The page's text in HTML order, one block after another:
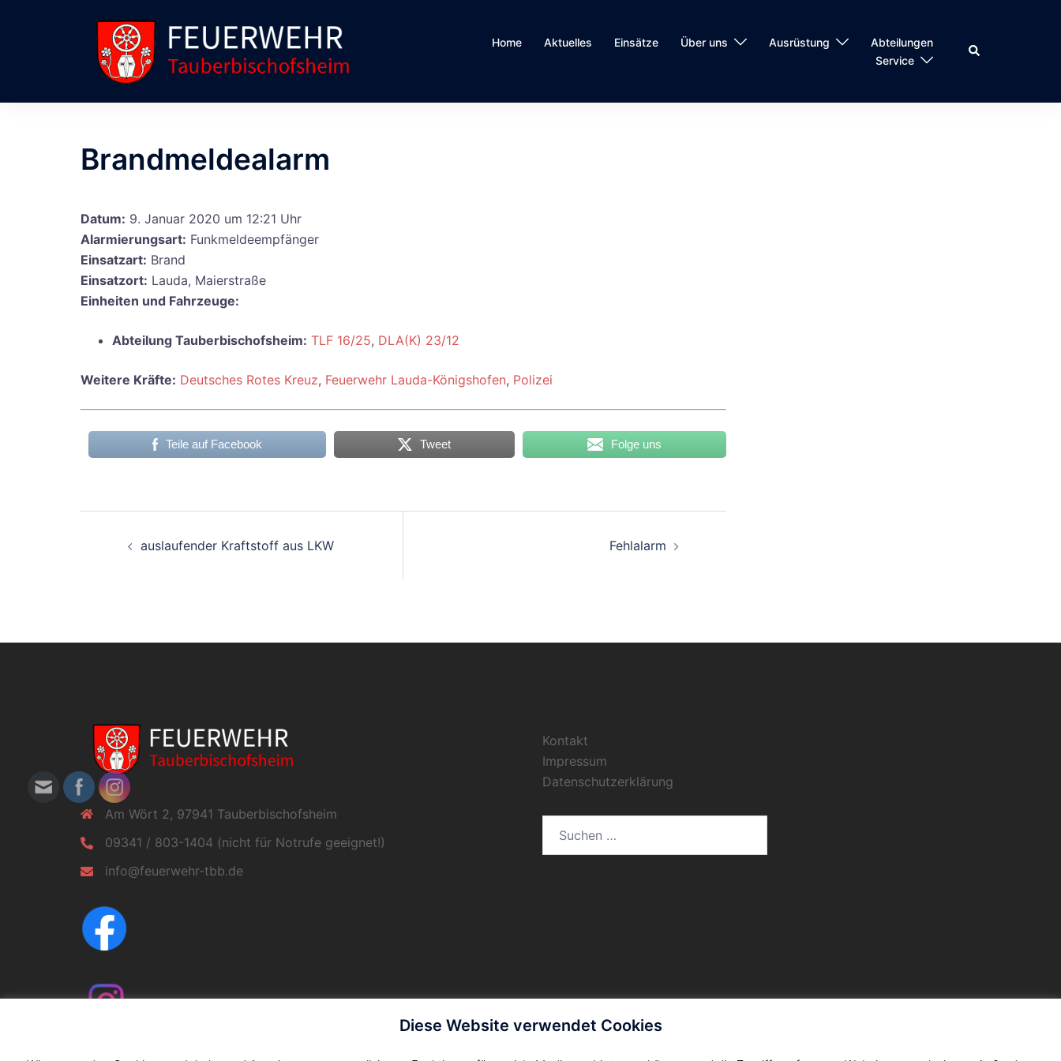
Home Aktuelles Einsätze Über uns Ausrüstung
Abteilungen
Service
Suche
Brandmeldealarm
Datum: 9. Januar 2020 um 12:21 Uhr
Alarmierungsart: Funkmeldeempfänger
Einsatzart: Brand
Einsatzort: Lauda, Maierstraße
Einheiten und Fahrzeuge:
Abteilung Tauberbischofsheim: TLF 16/25, DLA(K) 23/12
Weitere Kräfte: Deutsches Rotes Kreuz, Feuerwehr Lauda-Königshofen, Polizei
Teile auf Facebook Tweet Folge uns
Beitragsnavigation
auslaufender Kraftstoff aus LKW Fehlalarm
Am Wört 2, 97941 Tauberbischofsheim
09341 / 803-1404 (nicht für Notrufe geeignet!)
info@feuerwehr-tbb.de
Kontakt
Impressum
Datenschutzerklärung
nach:
Diese Website verwendet Cookies